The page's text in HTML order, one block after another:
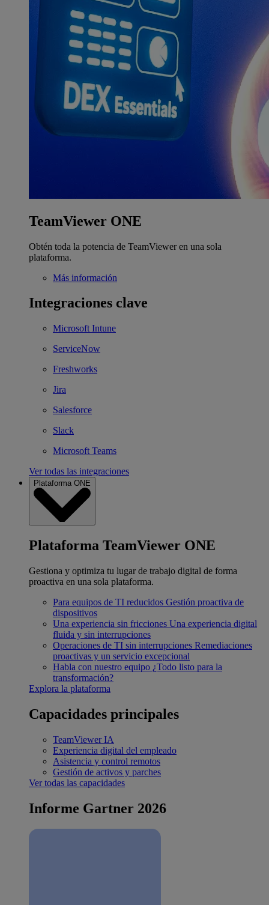
TeamViewer ONE
Obtén toda la potencia de TeamViewer en una sola
plataforma.
Más información
Integraciones clave
Microsoft Intune
ServiceNow
Freshworks
Jira
Salesforce
Slack
Microsoft Teams
Ver todas las integraciones
Plataforma ONE
Plataforma TeamViewer ONE
Gestiona y optimiza tu lugar de trabajo digital de forma
proactiva en una sola plataforma.
Para equipos de TI reducidos Gestión proactiva de
dispositivos
Una experiencia sin fricciones Una experiencia digital
fluida y sin interrupciones
Operaciones de TI sin interrupciones Remediaciones
proactivas y un servicio excepcional
Habla con nuestro equipo ¿Todo listo para la
transformación?
Explora la plataforma
Capacidades principales
TeamViewer IA
Experiencia digital del empleado
Asistencia y control remotos
Gestión de activos y parches
Ver todas las capacidades
Informe Gartner 2026